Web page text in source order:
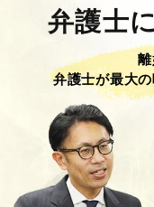
弁護士
弁護士が最大